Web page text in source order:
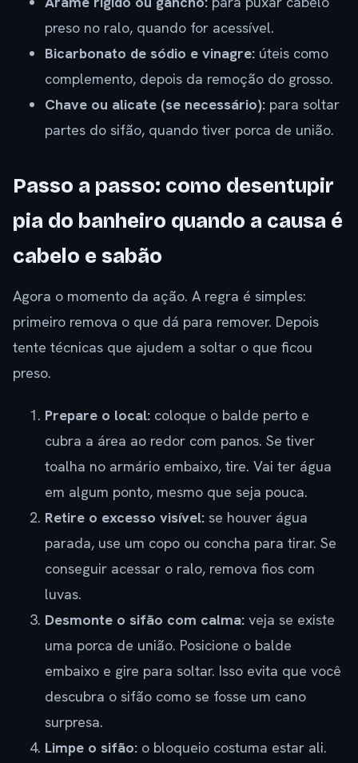
preso no ralo, quando for acessível.
Bicarbonato de sódio e vinagre: úteis como
complemento, depois da remoção do grosso.
Chave ou alicate (se necessário): para soltar
partes do sifão, quando tiver porca de união.
Passo a passo: como desentupir
pia do banheiro quando a causa é
cabelo e sabão
Agora o momento da ação. A regra é simples:
primeiro remova o que dá para remover. Depois
tente técnicas que ajudem a soltar o que ficou
preso.
Prepare o local: coloque o balde perto e
cubra a área ao redor com panos. Se tiver
toalha no armário embaixo, tire. Vai ter água
em algum ponto, mesmo que seja pouca.
Retire o excesso visível: se houver água
parada, use um copo ou concha para tirar. Se
conseguir acessar o ralo, remova fios com
luvas.
Desmonte o sifão com calma: veja se existe
uma porca de união. Posicione o balde
embaixo e gire para soltar. Isso evita que você
descubra o sifão como se fosse um cano
surpresa.
Limpe o sifão: o bloqueio costuma estar ali.